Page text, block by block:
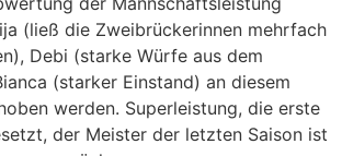
(ließ die Zweibrückerinnen mehrfach
Debi (starke Würfe aus dem
(starker Einstand) an diesem
werden. Superleistung, die erste
der Meister der letzten Saison ist